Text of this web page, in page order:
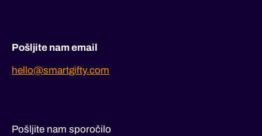
Pošljite nam email
hello@smartgifty.com
Pošljite nam sporočilo